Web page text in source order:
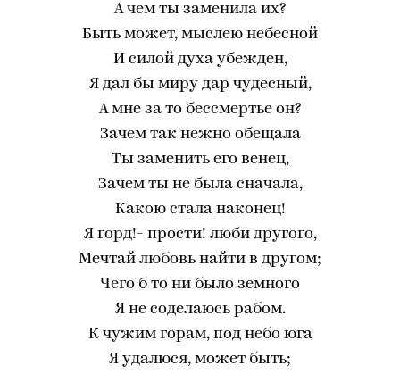
А чем ты заменила их?
Быть может, мыслею небесной
И силой духа убежден,
Я дал бы миру дар чудесный,
А мне за то бессмертье он?
Зачем так нежно обещала
Ты заменить его венец,
Зачем ты не была сначала,
Какою стала наконец!
Я горд!- прости! люби другого,
Мечтай любовь найти в другом;
Чего б то ни было земного
Я не соделаюсь рабом.
К чужим горам, под небо юга
Я удалюся, может быть;